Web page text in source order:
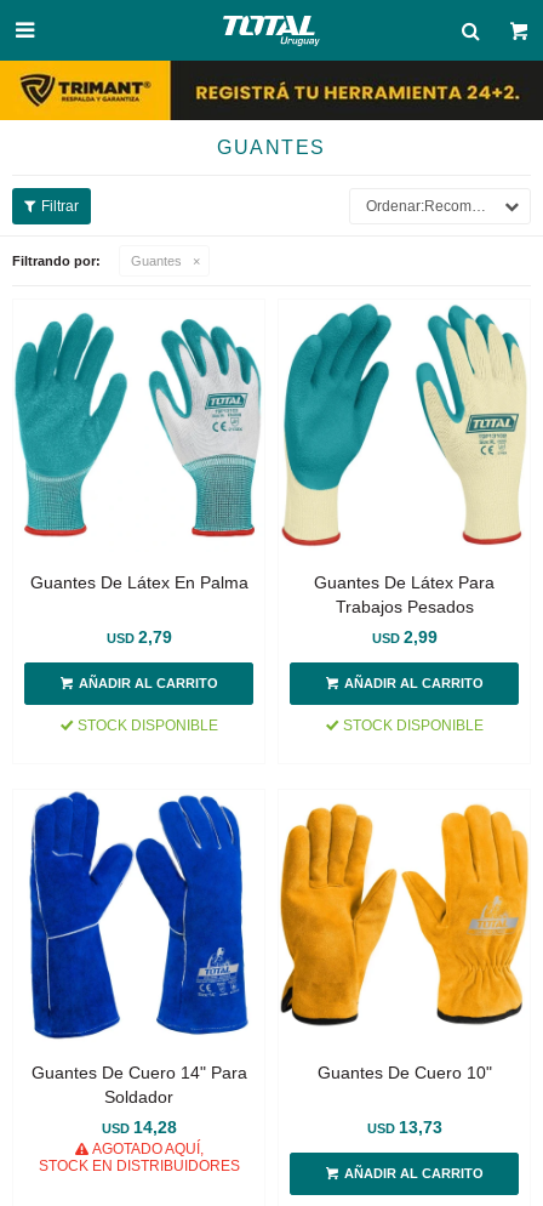

GUANTES
Recomendados
Filtrando por: Guantes
Guantes De Látex En Palma
USD 2,79
STOCK DISPONIBLE
Guantes De Látex Para
Trabajos Pesados
USD 2,99
STOCK DISPONIBLE
Guantes De Cuero 14" Para
Soldador
USD 14,28
AGOTADO AQUÍ,
STOCK EN DISTRIBUIDORES
Guantes De Cuero 10"
USD 13,73